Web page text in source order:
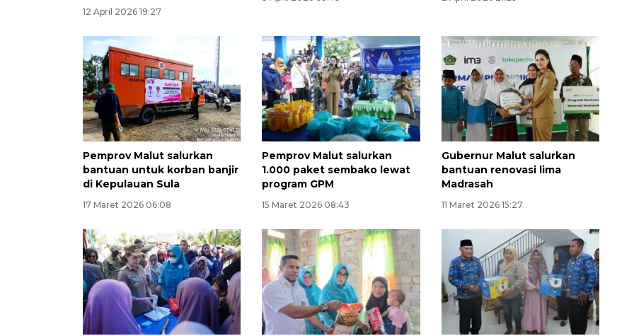
12 April 2026 19:27
Pemprov Malut salurkan
bantuan untuk korban banjir
di Kepulauan Sula
17 Maret 2026 06:08
Pemprov Malut salurkan
1.000 paket sembako lewat
program GPM
15 Maret 2026 08:43
Gubernur Malut salurkan
bantuan renovasi lima
Madrasah
11 Maret 2026 15:27
Layanan haji Indonesia
semakin memuaskan
2026-08-08 15:00:00